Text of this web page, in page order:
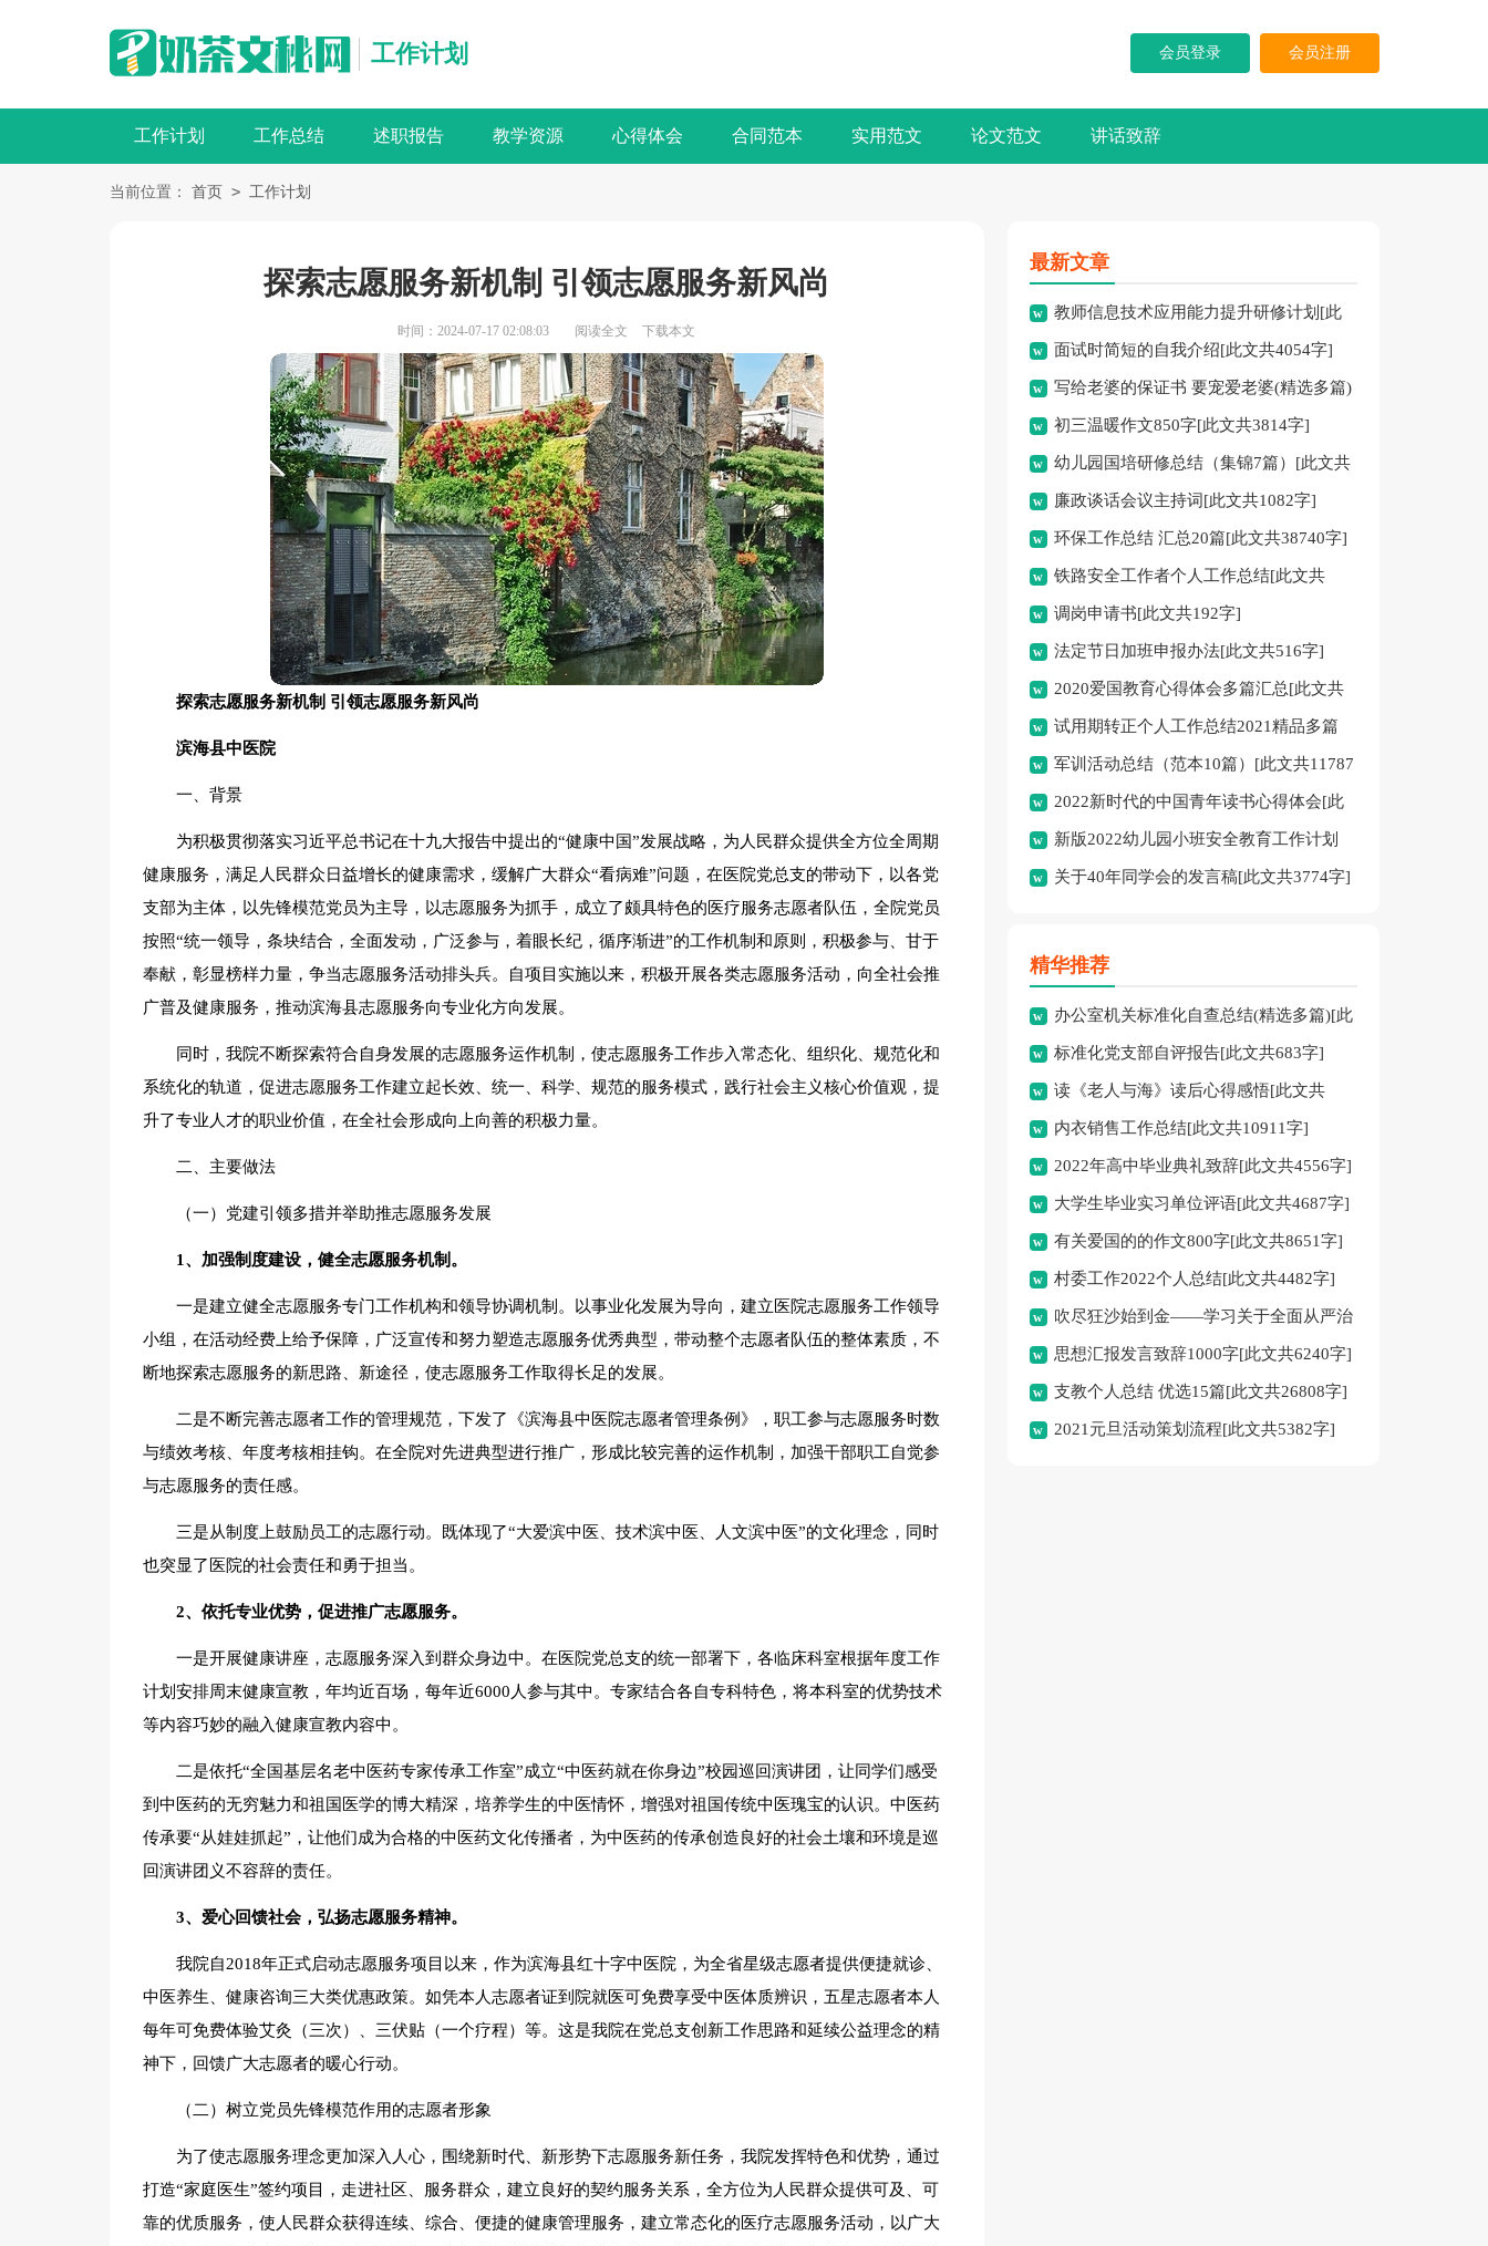
工作计划 会员登录 会员注册
工作计划 工作总结 述职报告 教学资源 心得体会 合同范本 实用范文 论文范文 讲话致辞
当前位置： 首页 > 工作计划
探索志愿服务新机制 引领志愿服务新风尚
时间：2024-07-17 02:08:03 阅读全文 下载本文
探索志愿服务新机制 引领志愿服务新风尚
滨海县中医院
一、背景
为积极贯彻落实习近平总书记在十九大报告中提出的“健康中国”发展战略，为人民群众提供全方位全周期
健康服务，满足人民群众日益增长的健康需求，缓解广大群众“看病难”问题，在医院党总支的带动下，以各党
支部为主体，以先锋模范党员为主导，以志愿服务为抓手，成立了颇具特色的医疗服务志愿者队伍，全院党员
按照“统一领导，条块结合，全面发动，广泛参与，着眼长纪，循序渐进”的工作机制和原则，积极参与、甘于
奉献，彰显榜样力量，争当志愿服务活动排头兵。自项目实施以来，积极开展各类志愿服务活动，向全社会推
广普及健康服务，推动滨海县志愿服务向专业化方向发展。
同时，我院不断探索符合自身发展的志愿服务运作机制，使志愿服务工作步入常态化、组织化、规范化和
系统化的轨道，促进志愿服务工作建立起长效、统一、科学、规范的服务模式，践行社会主义核心价值观，提
升了专业人才的职业价值，在全社会形成向上向善的积极力量。
二、主要做法
（一）党建引领多措并举助推志愿服务发展
1、加强制度建设，健全志愿服务机制。
一是建立健全志愿服务专门工作机构和领导协调机制。以事业化发展为导向，建立医院志愿服务工作领导
小组，在活动经费上给予保障，广泛宣传和努力塑造志愿服务优秀典型，带动整个志愿者队伍的整体素质，不
断地探索志愿服务的新思路、新途径，使志愿服务工作取得长足的发展。
二是不断完善志愿者工作的管理规范，下发了《滨海县中医院志愿者管理条例》，职工参与志愿服务时数
与绩效考核、年度考核相挂钩。在全院对先进典型进行推广，形成比较完善的运作机制，加强干部职工自觉参
与志愿服务的责任感。
三是从制度上鼓励员工的志愿行动。既体现了“大爱滨中医、技术滨中医、人文滨中医”的文化理念，同时
也突显了医院的社会责任和勇于担当。
2、依托专业优势，促进推广志愿服务。
一是开展健康讲座，志愿服务深入到群众身边中。在医院党总支的统一部署下，各临床科室根据年度工作
计划安排周末健康宣教，年均近百场，每年近6000人参与其中。专家结合各自专科特色，将本科室的优势技术
等内容巧妙的融入健康宣教内容中。
二是依托“全国基层名老中医药专家传承工作室”成立“中医药就在你身边”校园巡回演讲团，让同学们感受
到中医药的无穷魅力和祖国医学的博大精深，培养学生的中医情怀，增强对祖国传统中医瑰宝的认识。中医药
传承要“从娃娃抓起”，让他们成为合格的中医药文化传播者，为中医药的传承创造良好的社会土壤和环境是巡
回演讲团义不容辞的责任。
3、爱心回馈社会，弘扬志愿服务精神。
我院自2018年正式启动志愿服务项目以来，作为滨海县红十字中医院，为全省星级志愿者提供便捷就诊、
中医养生、健康咨询三大类优惠政策。如凭本人志愿者证到院就医可免费享受中医体质辨识，五星志愿者本人
每年可免费体验艾灸（三次）、三伏贴（一个疗程）等。这是我院在党总支创新工作思路和延续公益理念的精
神下，回馈广大志愿者的暖心行动。
（二）树立党员先锋模范作用的志愿者形象
为了使志愿服务理念更加深入人心，围绕新时代、新形势下志愿服务新任务，我院发挥特色和优势，通过
打造“家庭医生”签约项目，走进社区、服务群众，建立良好的契约服务关系，全方位为人民群众提供可及、可
靠的优质服务，使人民群众获得连续、综合、便捷的健康管理服务，建立常态化的医疗志愿服务活动，以广大
最新文章
教师信息技术应用能力提升研修计划[此
文共7762字]
面试时简短的自我介绍[此文共4054字]
写给老婆的保证书 要宠爱老婆(精选多篇)
[此文共3120字]
初三温暖作文850字[此文共3814字]
幼儿园国培研修总结（集锦7篇）[此文共
6803字]廉政谈话会议主持词[此文共1082字]
环保工作总结 汇总20篇[此文共38740字]
铁路安全工作者个人工作总结[此文共
1369字]
调岗申请书[此文共192字]
法定节日加班申报办法[此文共516字]
2020爱国教育心得体会多篇汇总[此文共
6128字]
试用期转正个人工作总结2021精品多篇
[此文共5550字]
军训活动总结（范本10篇）[此文共11787
字] 2022新时代的中国青年读书心得体会[此
文共4162字]
新版2022幼儿园小班安全教育工作计划
[此文共7652字]
关于40年同学会的发言稿[此文共3774字]
精华推荐
办公室机关标准化自查总结(精选多篇)[此
文共7650字]
标准化党支部自评报告[此文共683字]
读《老人与海》读后心得感悟[此文共
3123字]
内衣销售工作总结[此文共10911字]
2022年高中毕业典礼致辞[此文共4556字]
大学生毕业实习单位评语[此文共4687字]
有关爱国的的作文800字[此文共8651字]
村委工作2022个人总结[此文共4482字]
吹尽狂沙始到金——学习关于全面从严治
党的重要论述心得体会[此文共2785字]
思想汇报发言致辞1000字[此文共6240字]
支教个人总结 优选15篇[此文共26808字]
2021元旦活动策划流程[此文共5382字]